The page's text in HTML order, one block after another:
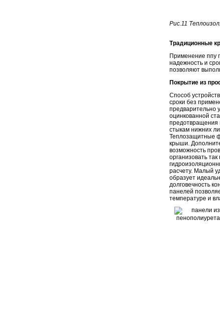
Рис.11
Традиционные
Применение ппу
надежность и
позволяют
Покрытие из
Способ
сроки без
предварительно
оцинкованной
предотвращения
стыкам нижних
Теплозащитные
крыши.
возможность
организовать
расчету. Малый
образует
долговечность
панелей
температуре и